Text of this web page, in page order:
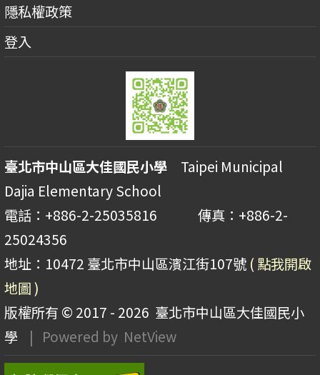
隱私權政策
登入
臺北市中山區大佳國民小學 Taipei Municipal
Dajia Elementary School
電話：+886-2-25035816 傳真：+886-2-
25024356
地址：10472 臺北市中山區濱江街107號 ( 點我開啟
地圖 )
版權所有 © 2017 - 2026 臺北市中山區大佳國民小
學
| Powered by NetView